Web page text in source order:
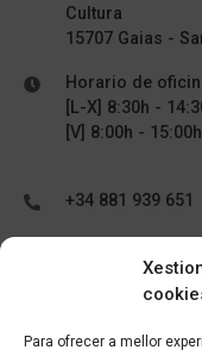
Para ofrecer a mellor
Cultura
15707 Gaias -
Horario de
[L-X] 8:30h -
[V] 8:00h - 15:00h
+34 881 939 651